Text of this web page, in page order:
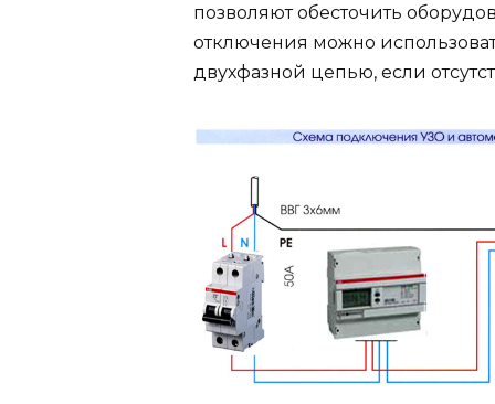
позволяют обесточить
отключения можно
двухфазной цепью, если